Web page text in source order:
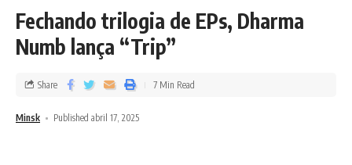
Fechando trilogia de EPs, Dharma
Numb lança “Trip”
Minsk Published abril 17, 2025
Share 7 Min Read